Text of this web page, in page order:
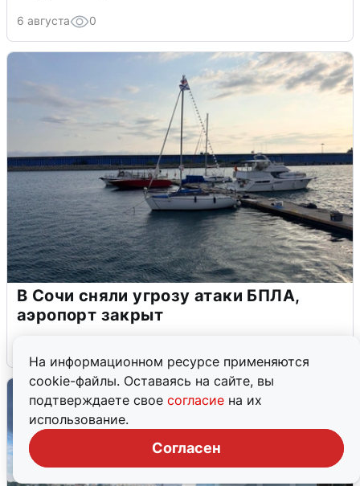
На информационном ресурсе применяются
cookie-файлы. Оставаясь на сайте, вы
подтверждаете свое согласие на их
использование.
Согласен
6 августа 0
В Сочи сняли угрозу атаки БПЛА,
аэропорт закрыт